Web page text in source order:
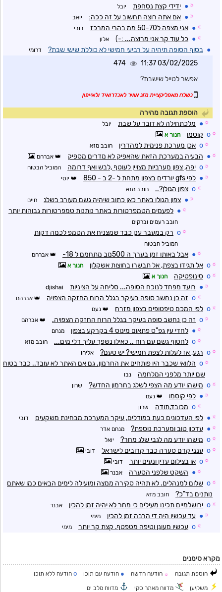
☼
● ידידי קצת נסחפת יובל
☼
● אם אתה רוצה תחשוב על זה ככה: יואב
☼
● אני מצפה ל50-70 ממ בהרי המרכז דובי
☼
● כל עוד קר אני מרוצה... :-) אלון
● בסוף הסופה תיהיה על רביעי חמישי לא כוללת שישי שבת? דרומי
03/02/2025 11:37
474
אפשר לטייל שישבת?
נשלח מאפליקציית מזג אוויר לאנדרואיד ולאייפון
הוספת תגובה מהירה
☼
● מלכתחילה לא דובר על שבת יובל
☼
o קוסמו חנוך א
☼
o אכן מערכת פנימית למהדרין חובב מזא
☼
● הבעיה במערכת הזאת שהאפיק לא מדרים מספיק אברהם
☼
o יפה, צפון מערביות מצויין לעוטף ,לבש ואף דרומה המוביל הבטוח
☼
● לפי gfs יורדים בצפון מתחת ל -2 ב - 850 יוסי
☼
o צפון הגולן?.. חובב מזא
☼
● צפון הגולן באתר כאן כתוב שיהיה גשם מעורב בשלג חיים
☼
● לפעמים הטמפרטורות באתר נותנות טמפרטורות גבוהות יותר
חובב רעמים וברקים
☼
o רק במעבר ענן כבד שמצניח את הטמפ לכמה דקות
המוביל הבטוח
☼
● אבל באותו זמן בערך ה 500מב מתחמם ל 18- אברהם
☼
o אל תגידו בצפת, אל תבשרו בחוצות אשקלון חנוך א
☼
o סינופטיקה חנוך א
☼
● רועד מפחד לנוכח הסופה... סליחה על הציניות djishai
☼
o זה כן נחשב סופה בעיקר בגלל הרוח החזקה הצפויה אברהם
☼
o לפי המכם טיפטופים בצפון מזרח נעם
☼
o זה כן נחשב סופה בעיקר בגלל הרוח החזקה הצפויה. אברהם
☼
● לחדי עין גפ"ס פתאום מינוס 4 בקרקע בצפון מנחם
☼
o לחטוף גשם עם רוח .. כאילו נשפך עליך דלי מים... חובב מזא
☼
o רגע, אז לעלות לצפת חמישי? יש טעם? אליהו
☼
o הלוואי שכבר היו פותחים את החרמון. גם אם האתר לא עובד.. כבר בטוח
שם יותר מלפני המלחמה
נבו
☼
o מישהו יודע מה הצפי לשלג בחרמון החדש? שרון
☼
● לפי קוסמו נעם
☼
o מכובד,תודה שרון
☼
● לפי העדכונים כעת במודלים, עיקר המערכת מבחינת משקעים דובי
☼
● עדכון טוב ומערכת נוספת? מנחם אדר
☼
o מישהו יודע מה לגבי שלג מחר? יואל
☼
o ענני קדם סערה כבר קרובים לישראל דובי
☼
o או בצילום עדין ונעים יותר דובי
☼
● השקט שלפני הסערה אבנר
☼
o שלום למנהלים. לא תהיה סקירה ממצה ומועילה לימים הבאים כמו שאתם
נותנים בד"כ?
חובב מזא
☼
o ירושלמיים תכינו מעילים כי מחר לא יהיה זמן להכין אבנר
☼
● עד עכשיו היה די הרבה זמן להכין מימי
☼
o עכשיו מעונן וטיפה מטפטף. קצת קר יותר מימי
מקרא סימנים
הוספת תגובה ☼ הודעה חדשה ● הודעה עם תוכן o הודעה ללא תוכן
משקיען מדווח מאתר סקי
מדווח מלב ים